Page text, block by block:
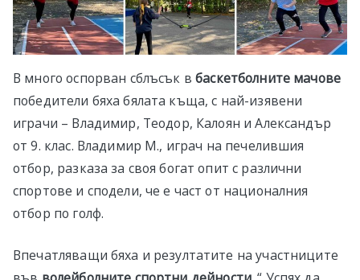
В много оспорван сблъсък вбаскетболните мачове
победители бяха бялата къща, с най-изявени
играчи – Владимир, Теодор, Калоян и Александър
от 9. клас. Владимир М., играч на печелившия
отбор, разказа за своя богат опит с различни
спортове и сподели, че е част от националния
отбор по голф.
Впечатляващи бяха и резултатите на участниците